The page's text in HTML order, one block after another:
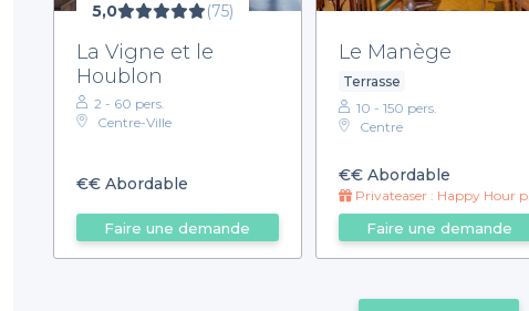
5,0 (75)
La Vigne et le
Houblon
2 - 60 pers.
Centre-Ville
€€ Abordable
Faire une demande
Le Manège
Terrasse
10 - 150 pers.
Centre
€€Abordable
Privateaser : Happy Hour prolongé jusqu'à 22h 🍻
Faire une demande